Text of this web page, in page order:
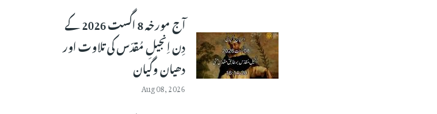
آج مورخہ 8 اگست 2026 کے
دِن اِنجیلِ مُقدّس کی تلاوت اور
دھیان وگیان
Aug 08, 2026